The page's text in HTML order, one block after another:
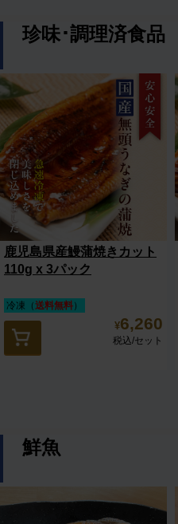
珍味･調理済食品
鹿児島県産鰻蒲焼きカット
110g x 3パック
冷凍（送料無料）
¥6,260
税込/セット
鮮魚